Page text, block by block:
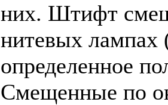
них. Штифт
нитевых лампах
определенное
Смещенные по